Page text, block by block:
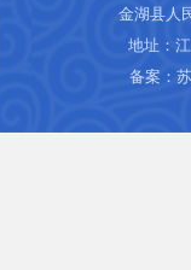
金湖县人
地址：
备案：